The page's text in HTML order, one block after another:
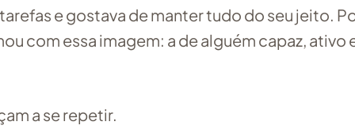
e gostava de manter tudo do seu jeito.
com essa imagem: a de alguém capaz, ativo
a se repetir.